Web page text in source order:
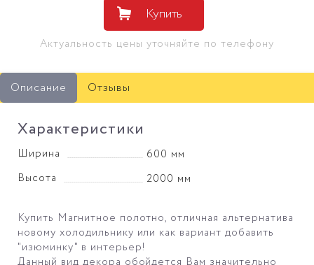
Купить
Актуальность цены уточняйте по телефону
Описание Отзывы
Характеристики
Ширина
600 мм
Высота
2000 мм
Купить Магнитное полотно, отличная альтернатива
новому холодильнику или как вариант добавить
"изюминку" в интерьер!